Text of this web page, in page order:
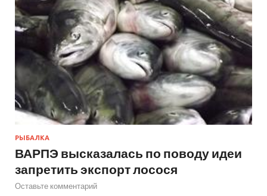
РЫБАЛКА
ВАРПЭ высказалась по поводу идеи
запретить экспорт лосося
Оставьте комментарий